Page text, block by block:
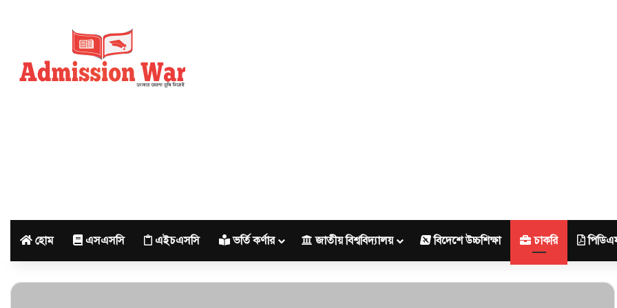
হোম এসএসসি এইচএসসি ভর্তি কর্ণার জাতীয় বিশ্ববিদ্যালয় বিদেশে উচ্চশিক্ষা চাকরি